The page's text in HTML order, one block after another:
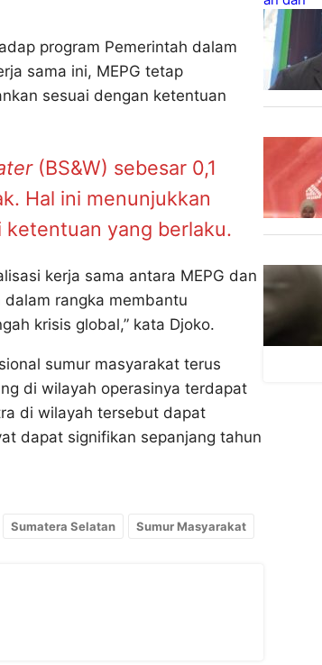
program Pemerintah dalam
sama ini, MEPG tetap
sesuai dengan ketentuan
(BS&W) sebesar 0,1
Hal ini menunjukkan
ketentuan yang berlaku.
kerja sama antara MEPG dan
rangka membantu
krisis global,” kata Djoko.
sumur masyarakat terus
di wilayah operasinya terdapat
di wilayah tersebut dapat
dapat signifikan sepanjang tahun
Sumatera Selatan
Sumur Masyarakat